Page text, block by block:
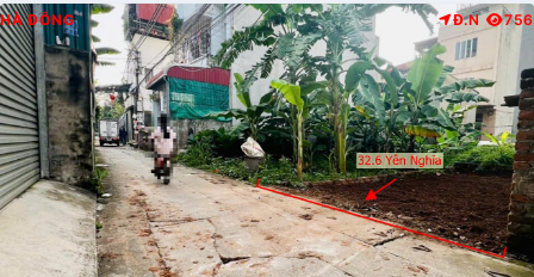
HÀ ĐÔNG Đ.N 756